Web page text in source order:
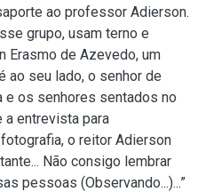
ao professor Adierson.
grupo, usam terno e
Erasmo de Azevedo, um
ao seu lado, o senhor de
e os senhores sentados no
a entrevista para
o reitor Adierson
Não consigo lembrar
pessoas (Observando...)...”